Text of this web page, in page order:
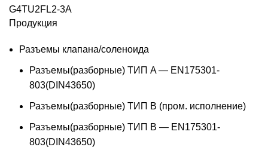
G4TU2FL2-3A
Продукция
Разъемы клапана/соленоида
Разъемы(разборные) ТИП A — EN175301-
803(DIN43650)
Разъемы(разборные) ТИП В (пром. исполнение)
Разъемы(разборные) ТИП B — EN175301-
803(DIN43650)